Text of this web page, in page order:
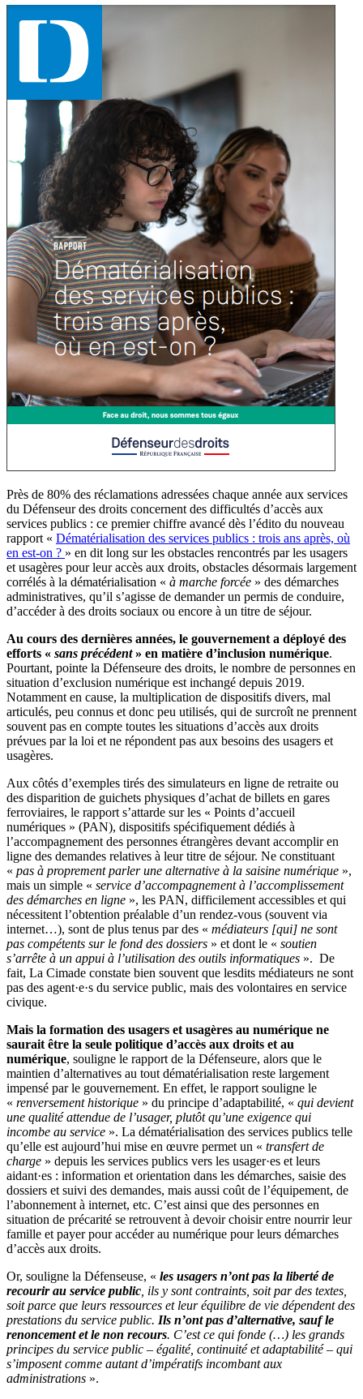
Près de 80% des réclamations adressées chaque année aux services
du Défenseur des droits concernent des difficultés d’accès aux
services publics : ce premier chiffre avancé dès l’édito du nouveau
rapport « Dématérialisation des services publics : trois ans après, où
en est-on ? » en dit long sur les obstacles rencontrés par les usagers
et usagères pour leur accès aux droits, obstacles désormais largement
corrélés à la dématérialisation « à marche forcée » des démarches
administratives, qu’il s’agisse de demander un permis de conduire,
d’accéder à des droits sociaux ou encore à un titre de séjour.
Au cours des dernières années, le gouvernement a déployé des
efforts « sans précédent» en matière d’inclusion numérique.
Pourtant, pointe la Défenseure des droits, le nombre de personnes en
situation d’exclusion numérique est inchangé depuis 2019.
Notamment en cause, la multiplication de dispositifs divers, mal
articulés, peu connus et donc peu utilisés, qui de surcroît ne prennent
souvent pas en compte toutes les situations d’accès aux droits
prévues par la loi et ne répondent pas aux besoins des usagers et
usagères.
Aux côtés d’exemples tirés des simulateurs en ligne de retraite ou
des disparition de guichets physiques d’achat de billets en gares
ferroviaires, le rapport s’attarde sur les « Points d’accueil
numériques » (PAN), dispositifs spécifiquement dédiés à
l’accompagnement des personnes étrangères devant accomplir en
ligne des demandes relatives à leur titre de séjour. Ne constituant
« pas à proprement parler une alternative à la saisine numérique »,
mais un simple « service d’accompagnement à l’accomplissement
des démarches en ligne », les PAN, difficilement accessibles et qui
nécessitent l’obtention préalable d’un rendez-vous (souvent via
internet…), sont de plus tenus par des « médiateurs [qui] ne sont
pas compétents sur le fond des dossiers » et dont le « soutien
s’arrête à un appui à l’utilisation des outils informatiques ». De
fait, La Cimade constate bien souvent que lesdits médiateurs ne sont
pas des agent·e·s du service public, mais des volontaires en service
civique.
Mais la formation des usagers et usagères au numérique ne
saurait être la seule politique d’accès aux droits et au
numérique, souligne le rapport de la Défenseure, alors que le
maintien d’alternatives au tout dématérialisation reste largement
impensé par le gouvernement. En effet, le rapport souligne le
« renversement historique » du principe d’adaptabilité, « qui devient
une qualité attendue de l’usager, plutôt qu’une exigence qui
incombe au service ». La dématérialisation des services publics telle
qu’elle est aujourd’hui mise en œuvre permet un « transfert de
charge » depuis les services publics vers les usager·es et leurs
aidant·es : information et orientation dans les démarches, saisie des
dossiers et suivi des demandes, mais aussi coût de l’équipement, de
l’abonnement à internet, etc. C’est ainsi que des personnes en
situation de précarité se retrouvent à devoir choisir entre nourrir leur
famille et payer pour accéder au numérique pour leurs démarches
d’accès aux droits.
Or, souligne la Défenseuse, « les usagers n’ont pas la liberté de
recourir au service public , ils y sont contraints, soit par des textes,
soit parce que leurs ressources et leur équilibre de vie dépendent des
prestations du service public. Ils n’ont pas d’alternative, sauf le
renoncement et le non recours. C’est ce qui fonde (…) les grands
principes du service public – égalité, continuité et adaptabilité – qui
s’imposent comme autant d’impératifs incombant aux
administrations ».